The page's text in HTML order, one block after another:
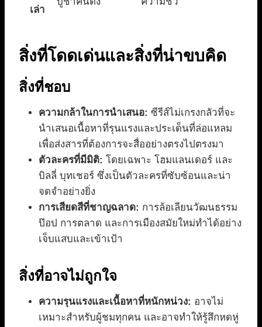
เล่า
สิ่งที่โดดเด่นและสิ่งที่น่าขบคิด
สิ่งที่ชอบ
ความกล้าในการนำเสนอ: ซีรีส์ไม่เกรงกลัวที่จะ
นำเสนอเนื้อหาที่รุนแรงและประเด็นที่ล่อแหลม
เพื่อส่งสารที่ต้องการจะสื่ออย่างตรงไปตรงมา
ตัวละครที่มีมิติ: โดยเฉพาะ โฮมแลนเดอร์ และ
บิลลี่ บุทเชอร์ ซึ่งเป็นตัวละครที่ซับซ้อนและน่า
จดจำอย่างยิ่ง
การเสียดสีที่ชาญฉลาด: การล้อเลียนวัฒนธรรม
ป๊อป การตลาด และการเมืองสมัยใหม่ทำได้อย่าง
เจ็บแสบและเข้าเป้า
สิ่งที่อาจไม่ถูกใจ
ความรุนแรงและเนื้อหาที่หนักหน่วง: อาจไม่
เหมาะสำหรับผู้ชมทุกคน และอาจทำให้รู้สึกหดหู่